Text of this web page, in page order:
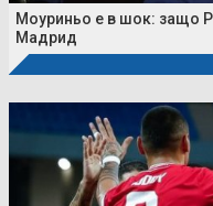
Моуриньо е в шок: защо
Мадрид